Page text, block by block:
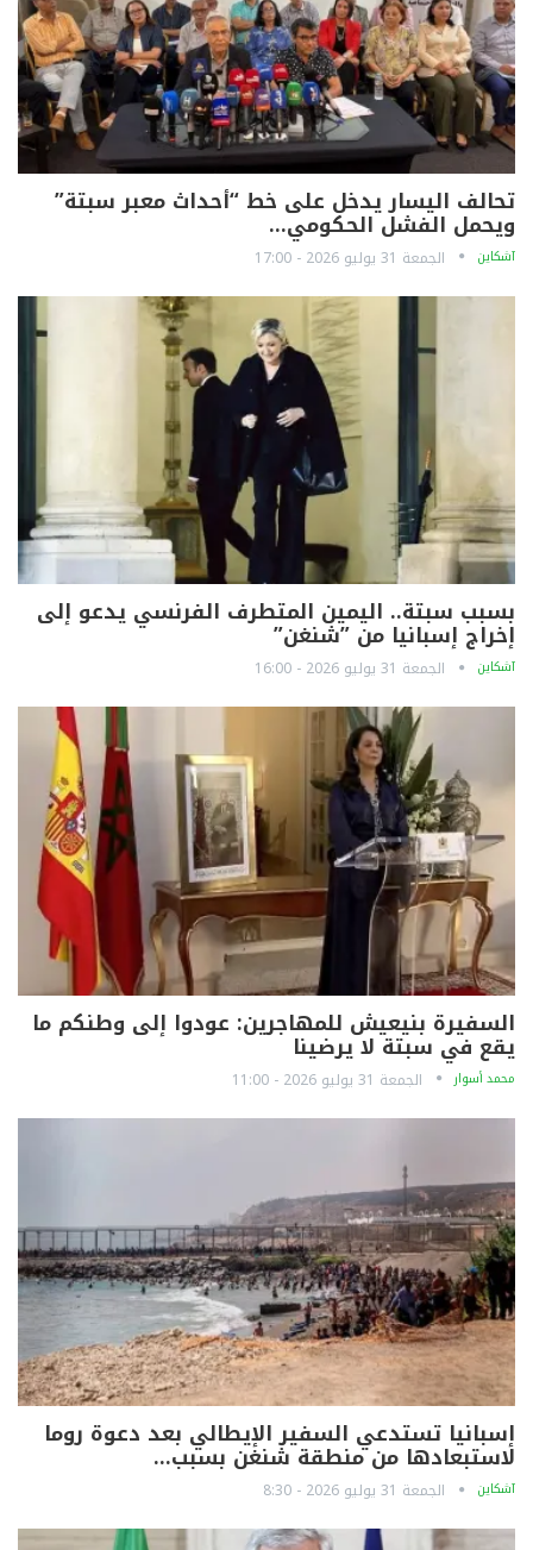
تحالف اليسار يدخل على خط “أحداث معبر سبتة”
ويحمل الفشل الحكومي…
آشكاين الجمعة 31 يوليو 2026 - 17:00
بسبب سبتة.. اليمين المتطرف الفرنسي يدعو إلى
إخراج إسبانيا من ”شنغن”
آشكاين الجمعة 31 يوليو 2026 - 16:00
السفيرة بنيعيش للمهاجرين: عودوا إلى وطنكم ما
يقع في سبتة لا يرضينا
محمد أسوار الجمعة 31 يوليو 2026 - 11:00
إسبانيا تستدعي السفير الإيطالي بعد دعوة روما
لاستبعادها من منطقة شنغن بسبب…
آشكاين الجمعة 31 يوليو 2026 - 8:30